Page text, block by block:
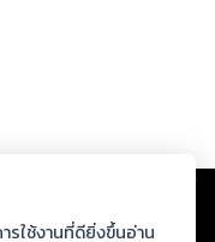
ากฏว่าละเมิดสิทธิใน
และศีลธรรม ดังนั้น ผู้อ่าน
รใช้งานที่ดียิ่งขึ้นอ่าน